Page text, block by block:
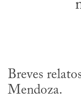
Breves
Mendoza.